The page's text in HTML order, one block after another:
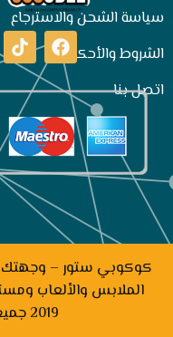
سياسة الشحن والاسترجاع
الشروط والأحكام
اتصل بنا
كوكوبي ستور – وجهتك
الملابس والألعاب
2019 جميع الحقوق محفوظة.